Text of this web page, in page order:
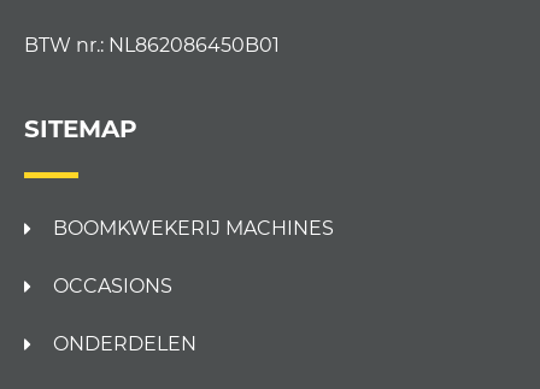
BTW nr.: NL862086450B01
SITEMAP
BOOMKWEKERIJ MACHINES
OCCASIONS
ONDERDELEN